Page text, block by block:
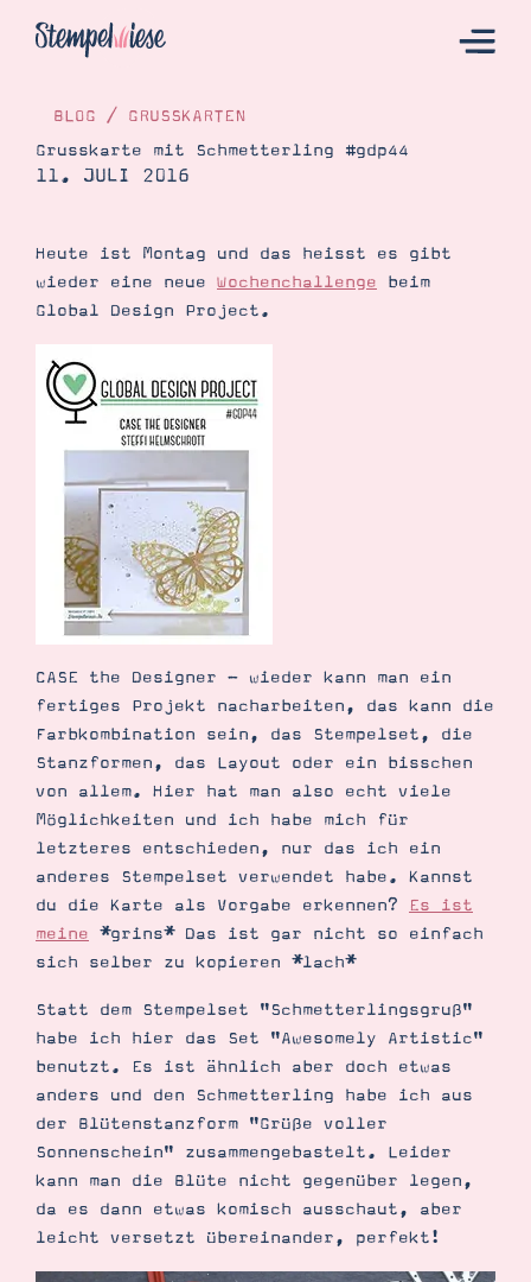
Katalog
Bestellen
Kontakt
Angebote
Demonstrator werden
Blog
Gutscheine
Produkte erklärt
Über mich
Tipps & Tricks
Ordnungstipps
Suche Impressum Datenschutz
BLOG / GRUSSKARTEN
Grusskarte mit Schmetterling #gdp44
11. JULI 2016
Heute ist Montag und das heisst es gibt
wieder eine neue Wochenchallenge beim
Global Design Project.
CASE the Designer - wieder kann man ein
fertiges Projekt nacharbeiten, das kann die
Farbkombination sein, das Stempelset, die
Stanzformen, das Layout oder ein bisschen
von allem. Hier hat man also echt viele
Möglichkeiten und ich habe mich für
letzteres entschieden, nur das ich ein
anderes Stempelset verwendet habe. Kannst
du die Karte als Vorgabe erkennen? Es ist
meine *grins* Das ist gar nicht so einfach
sich selber zu kopieren *lach*
Statt dem Stempelset "Schmetterlingsgruß"
habe ich hier das Set "Awesomely Artistic"
benutzt. Es ist ähnlich aber doch etwas
anders und den Schmetterling habe ich aus
der Blütenstanzform "Grüße voller
Sonnenschein" zusammengebastelt. Leider
kann man die Blüte nicht gegenüber legen,
da es dann etwas komisch ausschaut, aber
leicht versetzt übereinander, perfekt!